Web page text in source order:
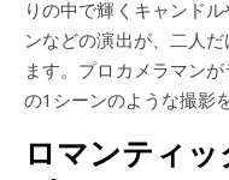
りの中で輝くキャンド
ンなどの演出が、二人
ます。プロカメラマン
の1シーンのような撮影
ロマンティ